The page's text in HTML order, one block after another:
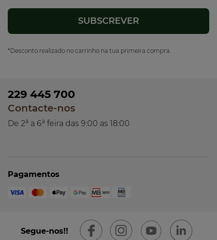
*Desconto realizado no carrinho na tua primeira compra.
229 445 700
Contacte-nos
De 2a a 6a feira das 9:00 as 18:00
Pagamentos
Segue-nos!!